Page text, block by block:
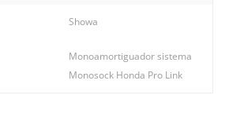
Showa
Monoamortiguador sistema
Monosock Honda Pro Link